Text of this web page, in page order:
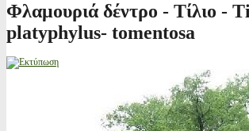
Φλαμουριά δέντρο - Τίλιο -
platyphylus- tomentosa